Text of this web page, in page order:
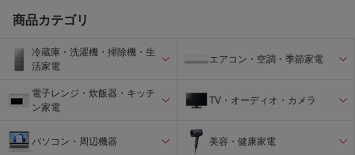
商品カテゴリ
冷蔵庫・洗濯機・掃除機・生
活家電
エアコン・空調・季節家電
電子レンジ・炊飯器・キッチ
ン家電
TV・オーディオ・カメラ
パソコン・周辺機器 美容・健康家電